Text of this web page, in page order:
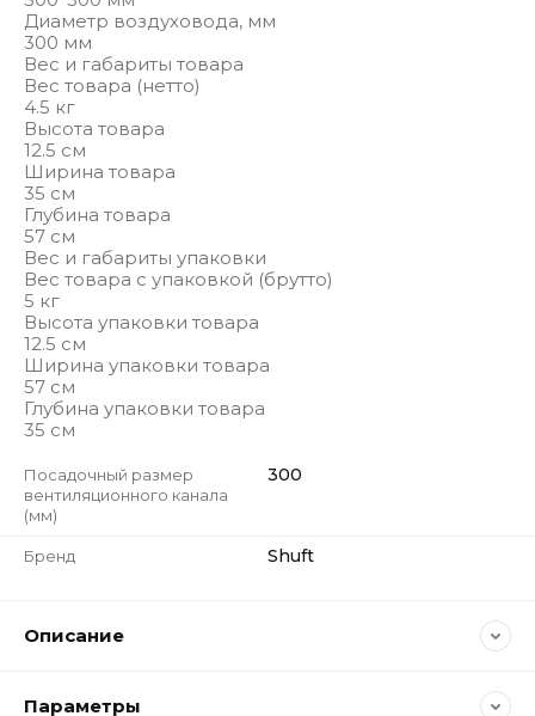
Диаметр воздуховода, мм
300 мм
Вес и габариты товара
Вес товара (нетто)
4.5 кг
Высота товара
12.5 см
Ширина товара
35 см
Глубина товара
57 см
Вес и габариты упаковки
Вес товара с упаковкой (брутто)
5 кг
Высота упаковки товара
12.5 см
Ширина упаковки товара
57 см
Глубина упаковки товара
35 см
Посадочный размер
вентиляционного канала
(мм)
300
Бренд Shuft
Описание
Параметры